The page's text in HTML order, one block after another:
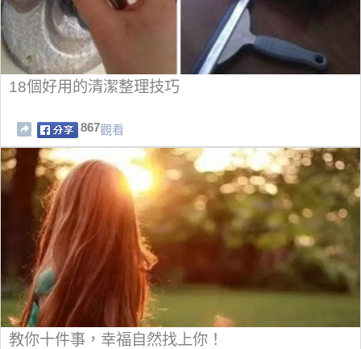
18個好用的清潔整理技巧
867觀看
教你十件事，幸福自然找上你！